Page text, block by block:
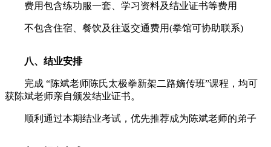
费用包含练功服一套、学习资料及结业证书等费用
不包含住宿、餐饮及往返交通费用(拳馆可协助联系)
八、结业安排
完成 “陈斌老师陈氏太极拳新架二路嫡传班”课程，均可
获陈斌老师亲自颁发结业证书。
顺利通过本期结业考试，优先推荐成为陈斌老师的弟子